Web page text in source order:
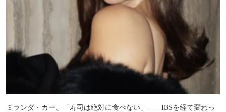
ミランダ・カー、「寿司は絶対に食べない」――IBSを経て変わっ